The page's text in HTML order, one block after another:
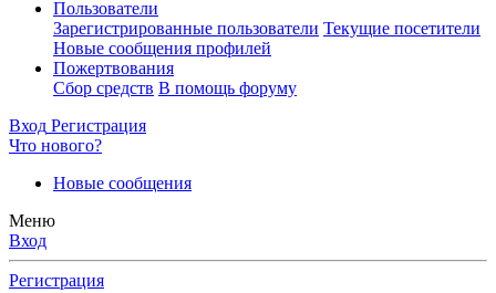
Пользователи
Зарегистрированные пользователи Текущие посетители
Новые сообщения профилей
Пожертвования
Сбор средств В помощь форуму
Вход Регистрация
Что нового?
Новые сообщения
Меню
Вход
Регистрация